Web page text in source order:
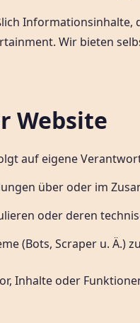
Wir bieten
Website
auf eigene
über oder im
oder deren
(Bots, Scraper u. Ä.)
Inhalte oder